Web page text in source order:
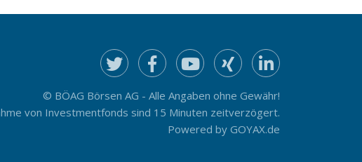
© BÖAG Börsen AG - Alle Angaben ohne Gewähr!
von Investmentfonds sind 15 Minuten zeitverzögert.
Powered by GOYAX.de